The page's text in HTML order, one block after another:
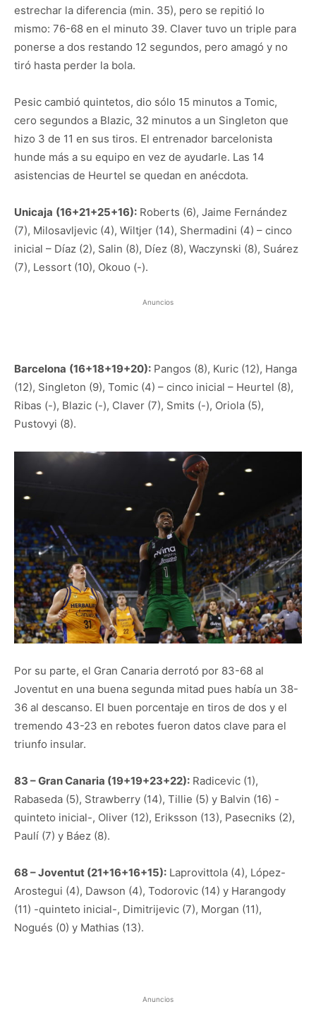
estrechar la diferencia (min. 35), pero se repitió lo
mismo: 76-68 en el minuto 39. Claver tuvo un triple para
ponerse a dos restando 12 segundos, pero amagó y no
tiró hasta perder la bola.
Pesic cambió quintetos, dio sólo 15 minutos a Tomic,
cero segundos a Blazic, 32 minutos a un Singleton que
hizo 3 de 11 en sus tiros. El entrenador barcelonista
hunde más a su equipo en vez de ayudarle. Las 14
asistencias de Heurtel se quedan en anécdota.
Unicaja (16+21+25+16): Roberts (6), Jaime Fernández
(7), Milosavljevic (4), Wiltjer (14), Shermadini (4) – cinco
inicial – Díaz (2), Salin (8), Díez (8), Waczynski (8), Suárez
(7), Lessort (10), Okouo (-).
Anuncios
Barcelona (16+18+19+20): Pangos (8), Kuric (12), Hanga
(12), Singleton (9), Tomic (4) – cinco inicial – Heurtel (8),
Ribas (-), Blazic (-), Claver (7), Smits (-), Oriola (5),
Pustovyi (8).
Por su parte, el Gran Canaria derrotó por 83-68 al
Joventut en una buena segunda mitad pues había un 38-
36 al descanso. El buen porcentaje en tiros de dos y el
tremendo 43-23 en rebotes fueron datos clave para el
triunfo insular.
83 – Gran Canaria (19+19+23+22): Radicevic (1),
Rabaseda (5), Strawberry (14), Tillie (5) y Balvin (16) -
quinteto inicial-, Oliver (12), Eriksson (13), Pasecniks (2),
Paulí (7) y Báez (8).
68 – Joventut (21+16+16+15): Laprovittola (4), López-
Arostegui (4), Dawson (4), Todorovic (14) y Harangody
(11) -quinteto inicial-, Dimitrijevic (7), Morgan (11),
Nogués (0) y Mathias (13).
Anuncios